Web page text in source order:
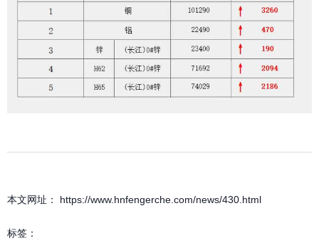
本文网址： https://www.hnfengerche.com/news/430.html
标签：